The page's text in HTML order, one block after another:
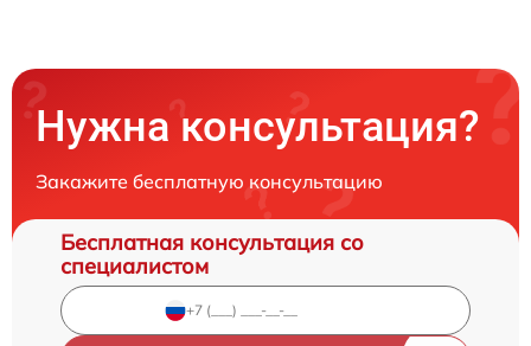
Нужна консультация?
Закажите бесплатную консультацию
Бесплатная консультация со
специалистом